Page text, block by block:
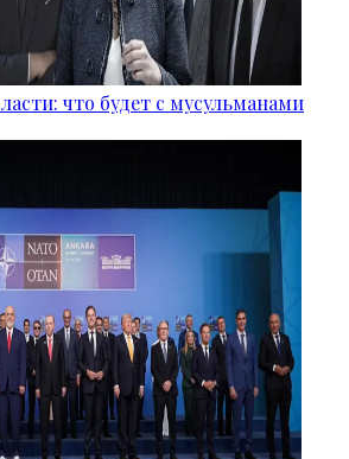
что будет с мусульманами